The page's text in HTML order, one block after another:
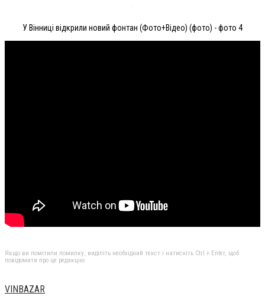
У Вінниці відкрили новий фонтан (Фото+Відео) (фото) - фото 4
Якщо ви помітили помилку, виділіть необхідний текст і натисніть Ctrl + Enter, щоб
повідомити про це редакцію
VINBAZAR